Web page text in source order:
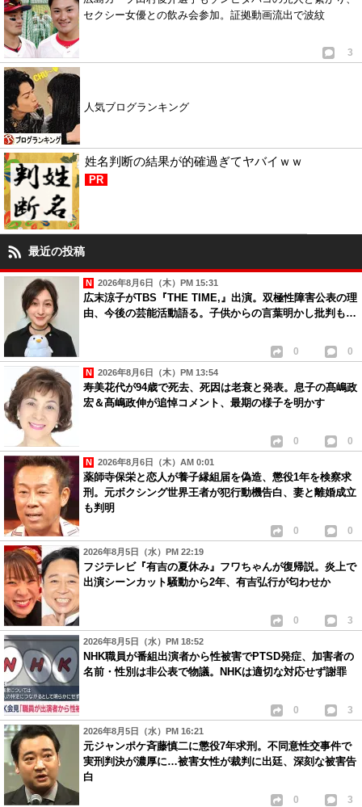
セクシー女優との飲み会参加。証拠動画流出で波紋
3
人気ブログランキング
姓名判断の結果が的確過ぎてヤバイｗｗ
PR
最近の投稿
2026年8月6日（木）PM 15:31
広末涼子がTBS『THE TIME,』出演。双極性障害公表の理
由、今後の芸能活動語る。子供からの言葉明かし批判も…
0 0
2026年8月6日（木）PM 13:54
寿美花代が94歳で死去、死因は老衰と発表。息子の髙嶋政
宏＆髙嶋政伸が追悼コメント、最期の様子を明かす
0 0
2026年8月6日（木）AM 0:01
薬師寺保栄と恋人が養子縁組届を偽造、懲役1年を検察求
刑。元ボクシング世界王者が犯行動機告白、妻と離婚成立
も判明
0 0
2026年8月5日（水）PM 22:19
フジテレビ『有吉の夏休み』フワちゃんが復帰説。炎上で
出演シーンカット騒動から2年、有吉弘行が匂わせか
0 3
2026年8月5日（水）PM 18:52
NHK職員が番組出演者から性被害でPTSD発症、加害者の
名前・性別は非公表で物議。NHKは適切な対応せず謝罪
0 3
2026年8月5日（水）PM 16:21
元ジャンポケ斉藤慎二に懲役7年求刑。不同意性交事件で
実刑判決が濃厚に…被害女性が裁判に出廷、深刻な被害告
白
0 3